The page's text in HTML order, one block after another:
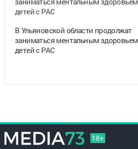
В Ульяновской области продолжат
заниматься ментальным здоровьем
детей с РАС
18+